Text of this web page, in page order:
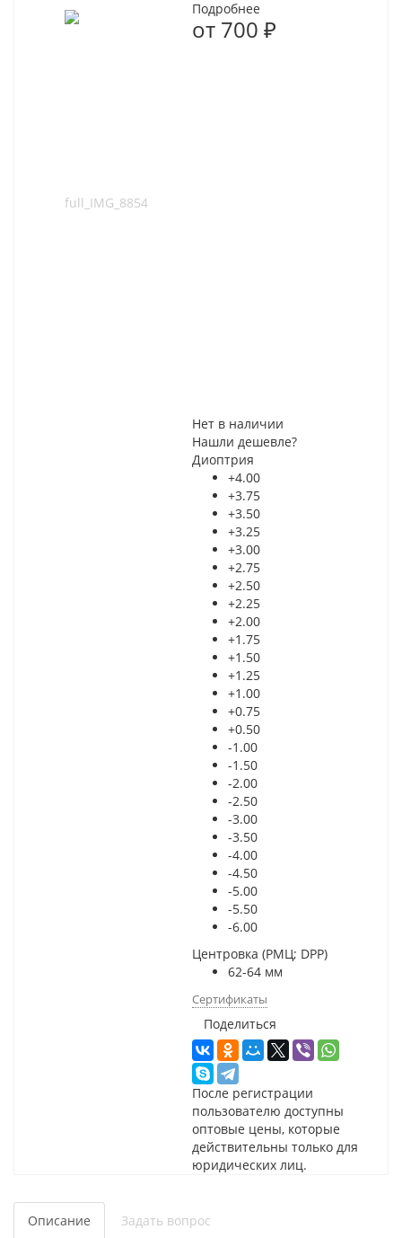
Подробнее
от 700 ₽
Нет в наличии
Нашли дешевле?
Диоптрия
+4.00
+3.75
+3.50
+3.25
+3.00
+2.75
+2.50
+2.25
+2.00
+1.75
+1.50
+1.25
+1.00
+0.75
+0.50
-1.00
-1.50
-2.00
-2.50
-3.00
-3.50
-4.00
-4.50
-5.00
-5.50
-6.00
Центровка (РМЦ; DPP)
62-64 мм
Сертификаты
Поделиться
После регистрации
пользователю доступны
оптовые цены, которые
действительны только для
юридических лиц.
Описание
Задать вопрос